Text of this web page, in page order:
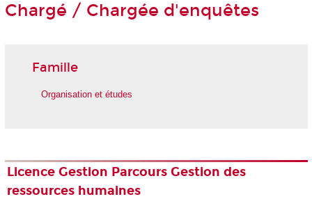
Chargé / Chargée d'enquêtes
Famille
Organisation et études
Licence Gestion Parcours Gestion des
ressources humaines